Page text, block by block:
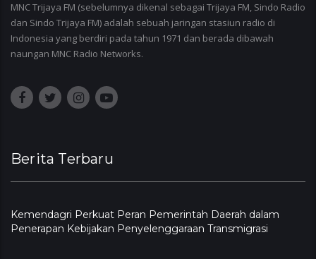
MNC Trijaya FM (sebelumnya dikenal sebagai Trijaya FM, Sindo Radio
dan Sindo Trijaya FM) adalah sebuah jaringan stasiun radio di
Indonesia yang berdiri pada tahun 1971 dan berada dibawah
naungan MNC Radio Networks.
Berita Terbaru
Kemendagri Perkuat Peran Pemerintah Daerah dalam
Penerapan Kebijakan Penyelenggaraan Transmigrasi